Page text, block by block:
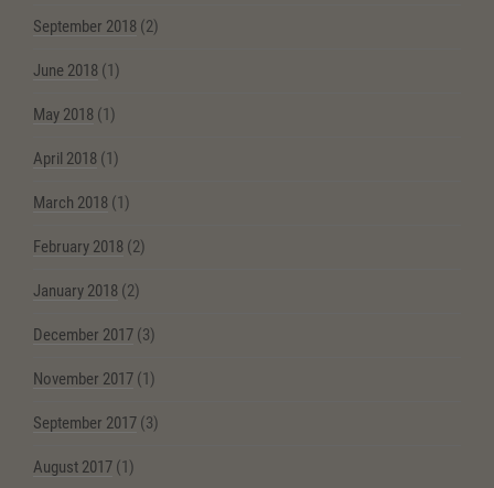
September 2018 (2)
June 2018 (1)
May 2018 (1)
April 2018 (1)
March 2018 (1)
February 2018 (2)
January 2018 (2)
December 2017 (3)
November 2017 (1)
September 2017 (3)
August 2017 (1)